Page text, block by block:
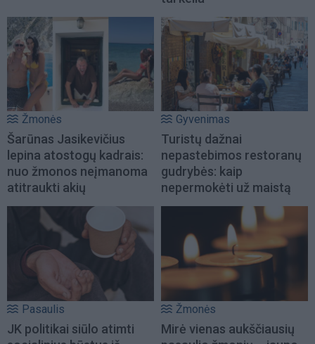
Žmonės
Šarūnas Jasikevičius
lepina atostogų kadrais:
nuo žmonos neįmanoma
atitraukti akių
Gyvenimas
Turistų dažnai
nepastebimos restoranų
gudrybės: kaip
nepermokėti už maistą
Pasaulis
JK politikai siūlo atimti
Žmonės
Mirė vienas aukščiausių